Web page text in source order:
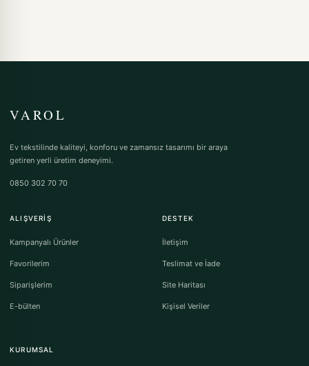
VAROL
Ev tekstilinde kaliteyi, konforu ve zamansız tasarımı bir araya
getiren yerli üretim deneyimi.
0850 302 70 70
ALIŞVERIŞ
Kampanyalı Ürünler
Favorilerim
Siparişlerim
E-bülten
DESTEK
İletişim
Teslimat ve İade
Site Haritası
Kişisel Veriler
KURUMSAL